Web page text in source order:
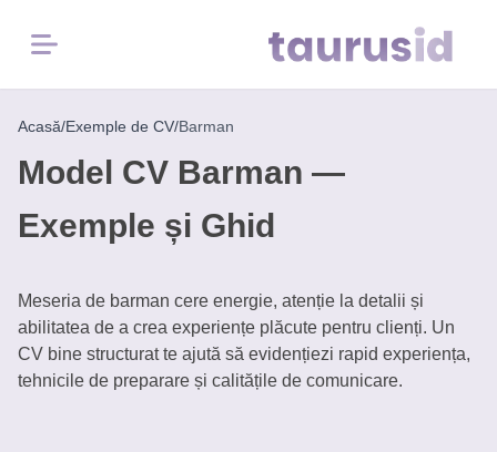
Menu
Home
pentru
Acasă/Exemple de CV/Barman
Model CV Barman —
Exemple și Ghid
Meseria de barman cere energie, atenție la detalii și
abilitatea de a crea experiențe plăcute pentru clienți. Un
CV bine structurat te ajută să evidențiezi rapid experiența,
tehnicile de preparare și calitățile de comunicare.